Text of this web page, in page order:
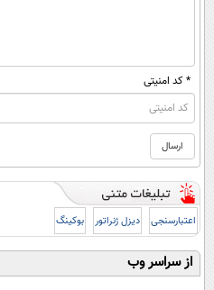
* کد امنیتی
اعتبارسنجی دیزل ژنراتور بوکینگ
از سراسر وب